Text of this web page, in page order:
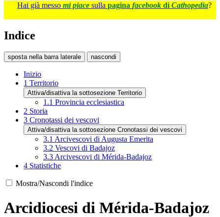
Hai già messo mi piace sulla pagina facebook di Cathopedia?
Indice
sposta nella barra laterale nascondi
Inizio
1 Territorio
Attiva/disattiva la sottosezione Territorio
1.1 Provincia ecclesiastica
2 Storia
3 Cronotassi dei vescovi
Attiva/disattiva la sottosezione Cronotassi dei vescovi
3.1 Arcivescovi di Augusta Emerita
3.2 Vescovi di Badajoz
3.3Arcivescovi di Mérida-Badajoz
4 Statistiche
Mostra/Nascondi l'indice
Arcidiocesi di Mérida-Badajoz